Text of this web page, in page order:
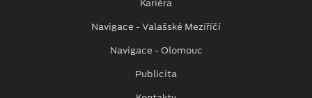
Kariéra
Navigace - Valašské Meziříčí
Navigace - Olomouc
Publicita